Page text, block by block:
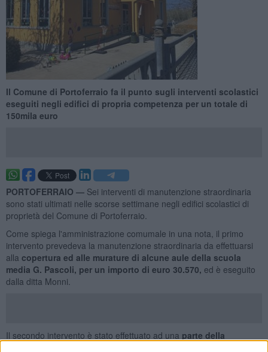
Il Comune di Portoferraio fa il punto sugli interventi scolastici
eseguiti negli edifici di propria competenza per un totale di
150mila euro
PORTOFERRAIO — Sei interventi di manutenzione straordinaria
sono stati ultimati nelle scorse settimane negli edifici scolastici di
proprietà del Comune di Portoferraio.
Come spiega l'amministrazione comumale in una nota, il primo
intervento prevedeva la manutenzione straordinaria da effettuarsi
alla copertura ed alle murature di alcune aule della scuola
media G. Pascoli, per un importo di euro 30.570, ed è eseguito
dalla ditta Monni.
Il secondo intervento è stato effettuato ad una parte della